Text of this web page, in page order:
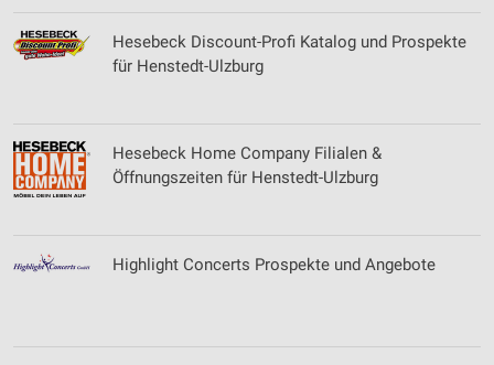
Hesebeck Discount-Profi Katalog und Prospekte
für Henstedt-Ulzburg
Hesebeck Home Company Filialen &
Öffnungszeiten für Henstedt-Ulzburg
Highlight Concerts Prospekte und Angebote